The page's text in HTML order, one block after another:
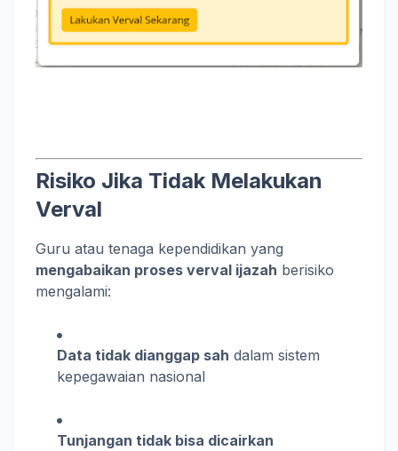
Risiko Jika Tidak Melakukan
Verval
Guru atau tenaga kependidikan yang
mengabaikan proses verval ijazah berisiko
mengalami:
Data tidak dianggap sah dalam sistem
kepegawaian nasional
Tunjangan tidak bisa dicairkan